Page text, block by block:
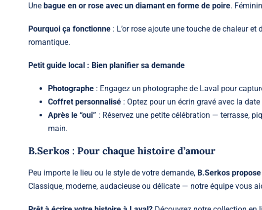
Une bague en or rose avec un diamant en forme de poire.
Pourquoi ça fonctionne: L’or rose ajoute une touche de chaleur et
romantique.
Petit guide local : Bien planifier sa demande
Photographe: Engagez un photographe de Laval pour
Coffret personnalisé: Optez pour un écrin gravé avec la date
Après le “oui” : Réservez une petite célébration — terrasse,
main.
B.Serkos : Pour chaque histoire d’amour
Peu importe le lieu ou le style de votre demande, B.Serkos
Classique, moderne, audacieuse ou délicate — notre équipe vous